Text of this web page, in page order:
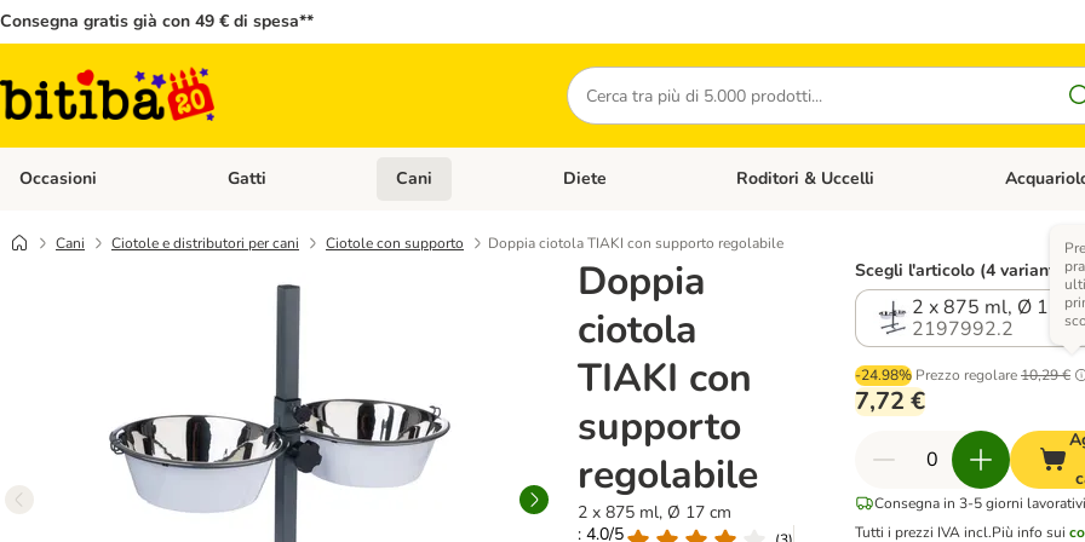
Consegna gratis già con 49 € di spesa**
Cerca
Occasioni Apri Menù Categoria: Occasioni
Gatti Apri Menù Categoria: Gatti
Cani Apri Menù Categoria: Cani
Diete Apri Menù Categoria: Diete
Roditori & Uccelli Apri Menù
Cani Ciotole e distributori per cani Ciotole con supporto Doppia ciotola TIAKI con supporto regolabile
Doppia
ciotola
TIAKI con
supporto
regolabile
2 x 875 ml, Ø 17 cm
: 4.0/5
Scegli l'articolo (4 varianti)
2 x 875 ml, Ø 17
2197992.2
-24.98% Prezzo regolare10,29 €
7,72 €
Consegna in 3-5 giorni lavorativi
Tutti i prezzi IVA incl.Più info sui